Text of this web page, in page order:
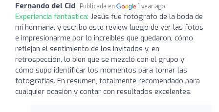
Fernando del Cid Publicada en 1 year ago
Experiencia fantástica: Jesús fue fotógrafo de la boda de
mi hermana, y escribo este review luego de ver las fotos
e impresionarme por lo increíbles que quedaron, cómo
reflejan el sentimiento de los invitados y, en
retrospección, lo bien que se mezcló con el grupo y
cómo supo identificar los momentos para tomar las
fotografías. En resumen, totalmente recomendado para
cualquier ocasión y contar con resultados excelentes.